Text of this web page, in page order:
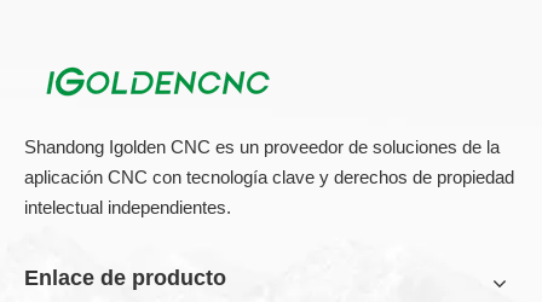
Shandong Igolden CNC es un proveedor de soluciones de la
aplicación CNC con tecnología clave y derechos de propiedad
intelectual independientes.
Enlace de producto